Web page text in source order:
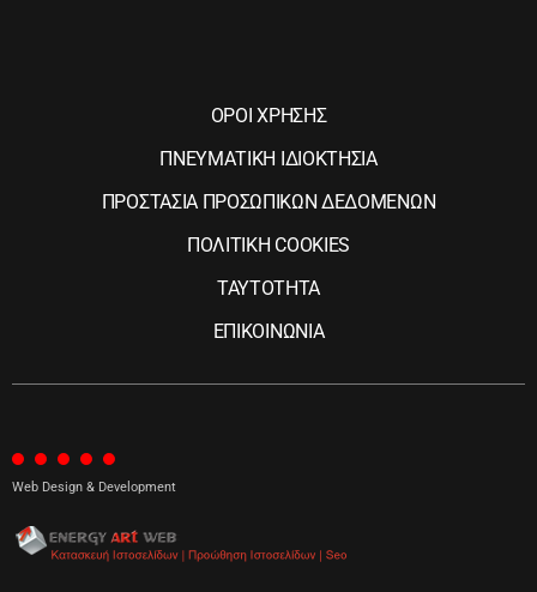
ΟΡΟΙ ΧΡΗΣΗΣ
ΠΝΕΥΜΑΤΙΚΗ ΙΔΙΟΚΤΗΣΙΑ
ΠΡΟΣΤΑΣΙΑ ΠΡΟΣΩΠΙΚΩΝ ΔΕΔΟΜΕΝΩΝ
ΠΟΛΙΤΙΚΗ COOKIES
ΤΑΥΤΟΤΗΤΑ
ΕΠΙΚΟΙΝΩΝΙΑ
Web Design & Development